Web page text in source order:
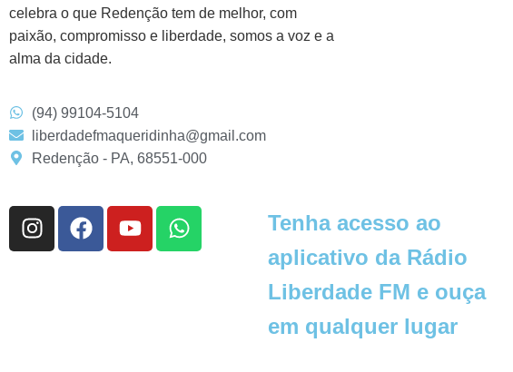
celebra o que Redenção tem de melhor, com
paixão, compromisso e liberdade, somos a voz e a
alma da cidade.
(94) 99104-5104
liberdadefmaqueridinha@gmail.com
Redenção - PA, 68551-000
Tenha acesso ao
aplicativo da Rádio
Liberdade FM e ouça
em qualquer lugar